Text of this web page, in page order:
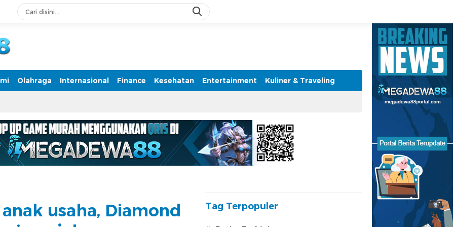
Terpercaya
Olahraga Internasional Finance Kesehatan Entertainment Kuliner & Traveling
usaha, Diamond
Tag Terpopuler